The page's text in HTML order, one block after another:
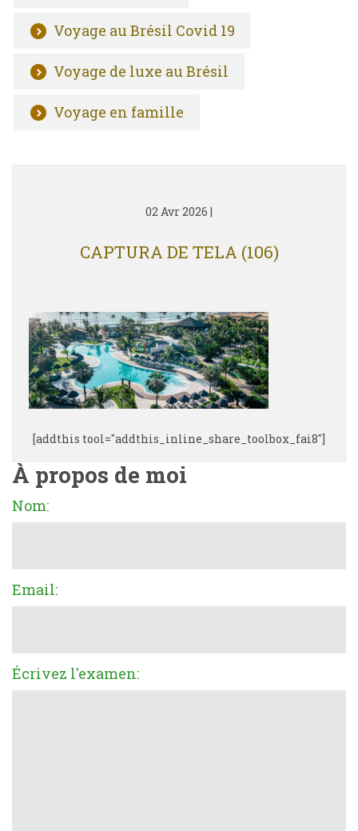
Voyage au Brésil Covid 19
Voyage de luxe au Brésil
Voyage en famille
02 Avr 2026 |
CAPTURA DE TELA (106)
[addthis tool="addthis_inline_share_toolbox_fai8"]
À propos de moi
Nom:
Email:
Écrivez l'examen: